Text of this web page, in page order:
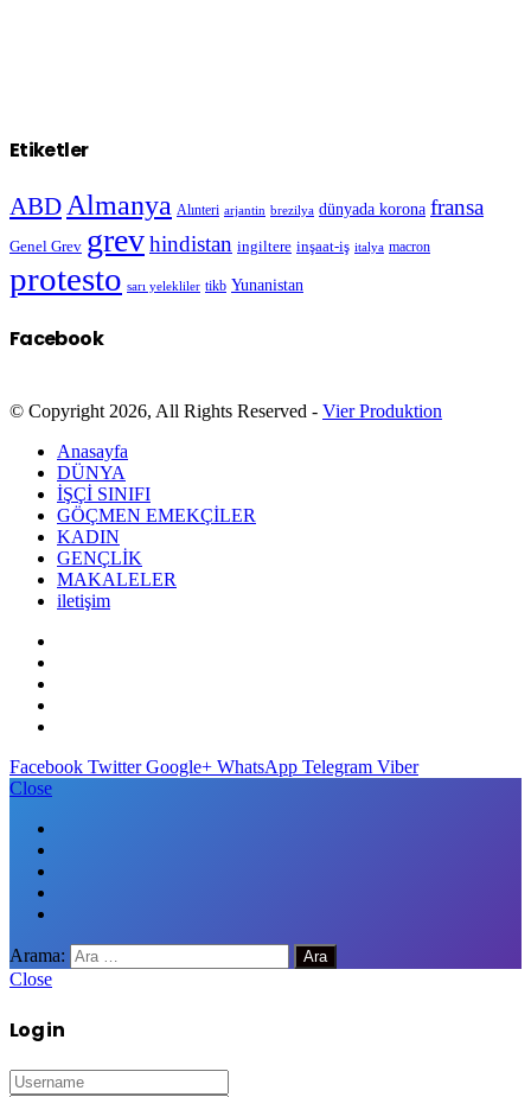
Etiketler
ABD Almanya Alınteri arjantin brezilya dünyada korona fransa
Genel Grev grevhindistan ingiltere inşaat-iş italya macron
protesto sarı yelekliler tikb Yunanistan
Facebook
© Copyright 2026, All Rights Reserved - Vier Produktion
Anasayfa
DÜNYA
İŞÇİ SINIFI
GÖÇMEN EMEKÇİLER
KADIN
GENÇLİK
MAKALELER
iletişim
Facebook Twitter Google+ WhatsApp Telegram Viber
Close
Arama:
Close
Log in